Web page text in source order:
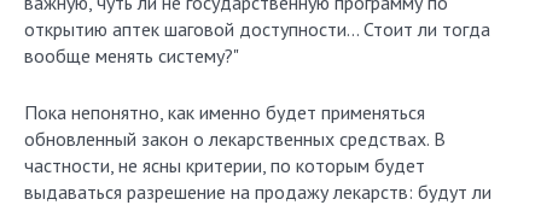
открытию аптек шаговой доступности… Стоит ли тогда
вообще менять систему?"
Пока непонятно, как именно будет применяться
обновленный закон о лекарственных средствах. В
частности, не ясны критерии, по которым будет
выдаваться разрешение на продажу лекарств: будут ли